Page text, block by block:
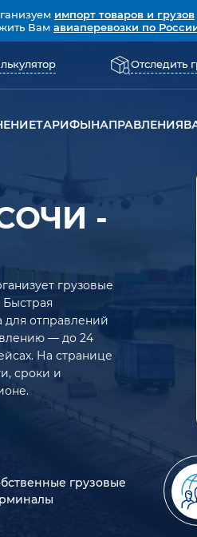
импорт товаров и грузов
Вам авиаперевозки по
Отследить
ТАРИФЫНАПРАВЛЕНИЯ
-
грузовые
отправлений
— до 24
На странице
сроки и
грузовые